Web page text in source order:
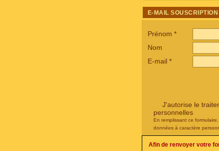
E-MAIL SOUSCRIPTION
Prénom *
Nom
E-mail *
J'autorise le
personnelles
En remplissant ce
données à caractère
Afin de renvoyer votre